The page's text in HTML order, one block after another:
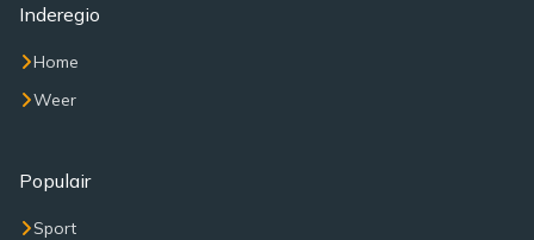
Inderegio
Home
Weer
Populair
Sport